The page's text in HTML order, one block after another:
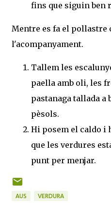
fins que siguin ben
Mentre es fa el pollastre
l'acompanyament.
Tallem les
paella amb oli, les
pastanaga tallada
pèsols.
Hi posem el caldo i
que les verdures
punt per menjar.
AUS VERDURA